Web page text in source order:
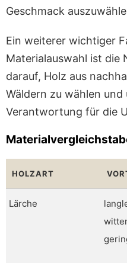
Geschmack
Ein weiterer wichtiger
Materialauswahl ist die
darauf, Holz aus
Wäldern zu wählen
Verantwortung für die
HOLZART
Lärche